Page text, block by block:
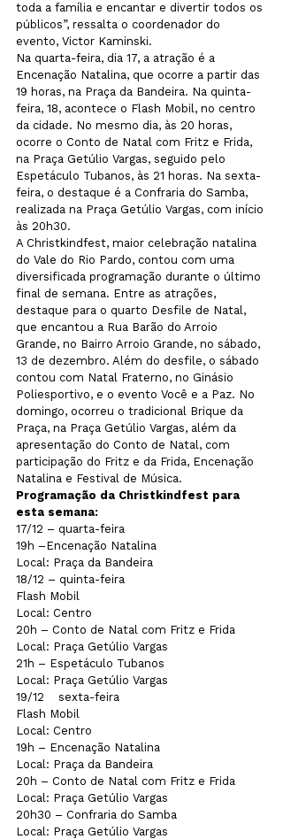
toda a família e encantar e divertir todos os
públicos”, ressalta o coordenador do
evento, Victor Kaminski.
Na quarta-feira, dia 17, a atração é a
Encenação Natalina, que ocorre a partir das
19 horas, na Praça da Bandeira. Na quinta-
feira, 18, acontece o Flash Mobil, no centro
da cidade. No mesmo dia, às 20 horas,
ocorre o Conto de Natal com Fritz e Frida,
na Praça Getúlio Vargas, seguido pelo
Espetáculo Tubanos, às 21 horas. Na sexta-
feira, o destaque é a Confraria do Samba,
realizada na Praça Getúlio Vargas, com início
às 20h30.
A Christkindfest, maior celebração natalina
do Vale do Rio Pardo, contou com uma
diversificada programação durante o último
final de semana. Entre as atrações,
destaque para o quarto Desfile de Natal,
que encantou a Rua Barão do Arroio
Grande, no Bairro Arroio Grande, no sábado,
13 de dezembro. Além do desfile, o sábado
contou com Natal Fraterno, no Ginásio
Poliesportivo, e o evento Você e a Paz. No
domingo, ocorreu o tradicional Brique da
Praça, na Praça Getúlio Vargas, além da
apresentação do Conto de Natal, com
participação do Fritz e da Frida, Encenação
Natalina e Festival de Música.
Programação da Christkindfest para
esta semana:
17/12 – quarta-feira
19h –Encenação Natalina
Local: Praça da Bandeira
18/12 – quinta-feira
Flash Mobil
Local: Centro
20h – Conto de Natal com Fritz e Frida
Local: Praça Getúlio Vargas
21h – Espetáculo Tubanos
Local: Praça Getúlio Vargas
19/12    sexta-feira
Flash Mobil
Local: Centro
19h – Encenação Natalina
Local: Praça da Bandeira
20h – Conto de Natal com Fritz e Frida
Local: Praça Getúlio Vargas
20h30 – Confraria do Samba
Local: Praça Getúlio Vargas